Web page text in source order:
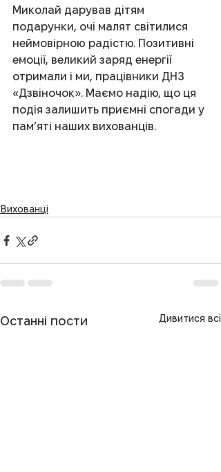
Миколай дарував дітям
подарунки, очі малят світилися
неймовірною радістю. Позитивні
емоції, великий заряд енергії
отримали і ми, працівники ДНЗ
«Дзвіночок». Маємо надію, що ця
подія залишить приємні спогади у
пам’яті наших вихованців.
Вихованці
Останні пости Дивитися всі